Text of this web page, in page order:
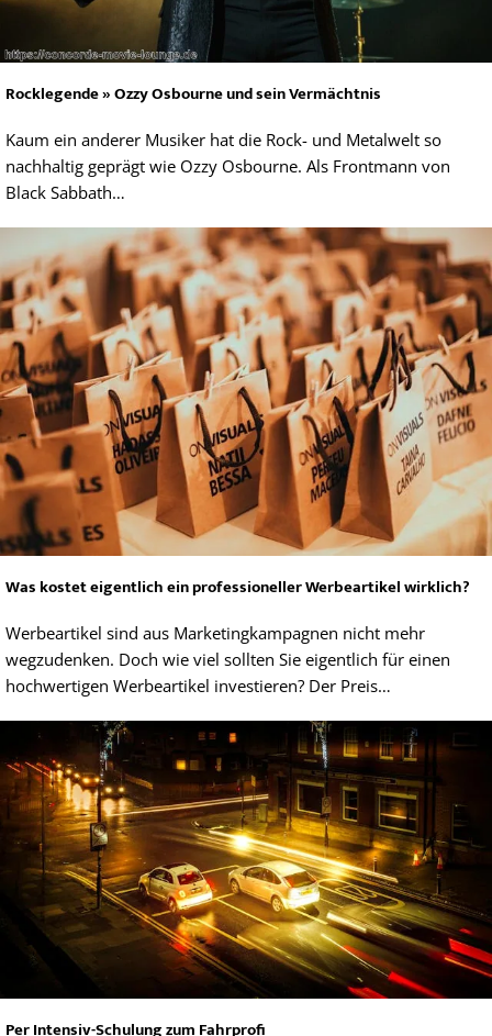
Rocklegende » Ozzy Osbourne und sein Vermächtnis
Kaum ein anderer Musiker hat die Rock- und Metalwelt so
nachhaltig geprägt wie Ozzy Osbourne. Als Frontmann von
Black Sabbath…
Was kostet eigentlich ein professioneller Werbeartikel wirklich?
Werbeartikel sind aus Marketingkampagnen nicht mehr
wegzudenken. Doch wie viel sollten Sie eigentlich für einen
hochwertigen Werbeartikel investieren? Der Preis…
Per Intensiv-Schulung zum Fahrprofi